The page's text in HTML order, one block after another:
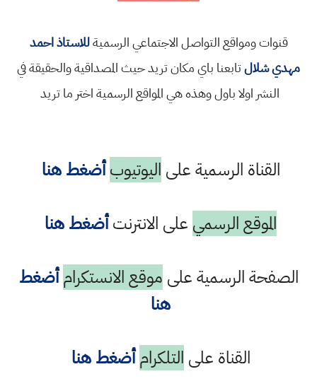
قنوات ومواقع التواصل الاجتماعي الرسميةللاستاذ احمد
مهدي شلالتابعنا باي مكان تريد حيث المصداقية والحقيقة في
النشر اولا باول وهذه هي المواقع الرسمية اختر ما تريد
القناة الرسمية على اليوتيوب أضغط هنا
الموقع الرسمي على الانترنتأضغط هنا
الصفحة الرسمية على موقع الانستكرام أضغط
هنا
القناة على التلكرام أضغط هنا